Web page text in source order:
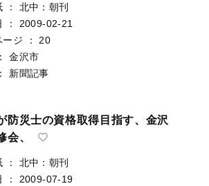
：
北中：朝刊
：
2009-02-21
ージ
：
20
：
金沢市
： 新聞記事
防災士の資格取得目指す、金沢
会、
：
北中：朝刊
：
2009-07-19